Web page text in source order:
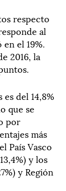
respecto
al
el 19%.
2016, la
del 14,8%
que se
por
más
País Vasco
y los
y Región